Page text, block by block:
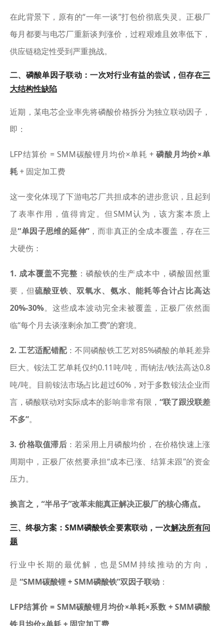
在此背景下，原有的“一年一谈”打包价彻底失灵。正极厂
每月都要与电芯厂重新谈判涨价，过程艰难且效率低下，
供应链稳定性受到严重挑战。
二、磷酸单因子联动：一次对行业有益的尝试，但存在三
大结构性缺陷
近期，某电芯企业率先将磷酸价格拆分为独立联动因子，
即：
LFP结算价 = SMM碳酸锂月均价×单耗 +磷酸月均价×单
耗+ 固定加工费
这一变化体现了下游电芯厂共担成本的进步意识，且起到
了表率作用，值得肯定。但SMM认为，该方案本质上
是“单因子思维的延伸” ，而非真正的全成本覆盖，存在三
大硬伤：
1. 成本覆盖不完整 ：磷酸铁的生产成本中，磷酸固然重
要，但硫酸亚铁、双氧水、氨水、能耗等合计占比高达
20%-30%。这些成本波动完全未被覆盖，正极厂依然面
临“每个月去谈涨剩余加工费”的窘境。
2. 工艺适配错配：不同磷酸铁工艺对85%磷酸的单耗差异
巨大。铵法工艺单耗仅约0.11吨/吨，而钠法/铁法高达0.8
吨/吨。目前铵法市场占比超过60%，对于多数铵法企业而
言，磷酸联动对实际成本的影响非常有限， “联了跟没联差
不多”。
3. 价格取值滞后：若采用上月磷酸均价，在价格快速上涨
周期中，正极厂依然要承担“成本已涨、结算未跟”的资金
压力。
换言之，“半吊子”改革未能真正解决正极厂的核心痛点。
三、终极方案：SMM磷酸铁全要素联动，一次解决所有问
题
行业中长期的最优解，也是SMM持续推动的方向，
是 “SMM碳酸锂 + SMM磷酸铁”双因子联动 ：
LFP结算价 = SMM碳酸锂月均价×单耗×系数 + SMM磷酸